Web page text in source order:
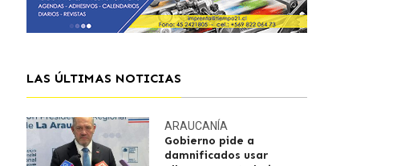
LAS ÚLTIMAS NOTICIAS
ARAUCANÍA
Gobierno pide a
damnificados usar